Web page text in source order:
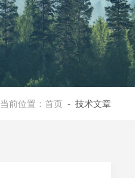
当前位置： 首页 - 技术文章